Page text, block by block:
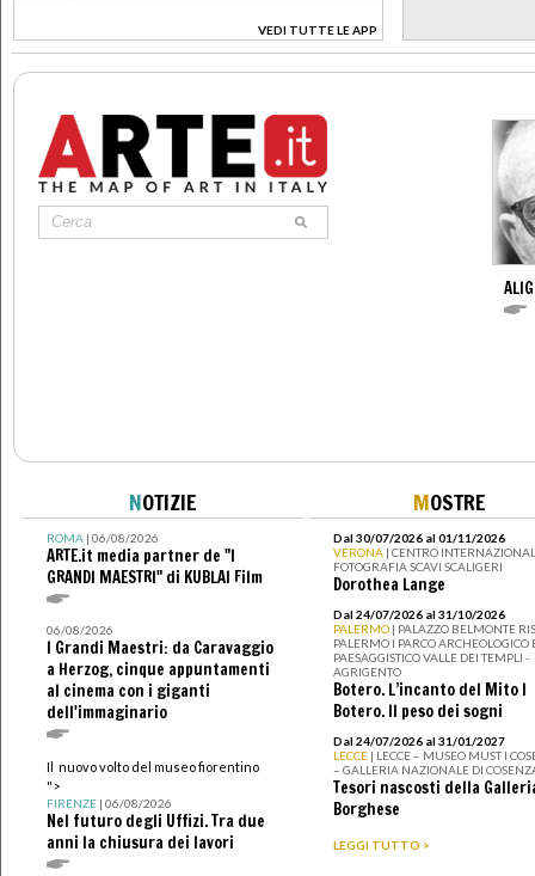
VEDI TUTTE LE APP
>
NOTIZIE
ROMA| 06/08/2026
ARTE.it media partner de "I
GRANDI MAESTRI" di KUBLAI Film
06/08/2026
I Grandi Maestri: da Caravaggio
a Herzog, cinque appuntamenti
al cinema con i giganti
dell'immaginario
Il nuovo volto del museo fiorentino
">
FIRENZE| 06/08/2026
Nel futuro degli Uffizi. Tra due
anni la chiusura dei lavori
MOSTRE
Dal 30/07/2026 al 01/11/2026
VERONA | CENTRO
FOTOGRAFIA SCAVI SCALIGERI
Dorothea Lange
Dal 24/07/2026 al 31/10/2026
PALERMO | PALAZZO BELMONTE
PALERMO I PARCO ARCHEOLOGICO
PAESAGGISTICO VALLE DEI TEMPLI -
AGRIGENTO
Botero. L’incanto del Mito I
Botero. Il peso dei sogni
Dal 24/07/2026 al 31/01/2027
LECCE | LECCE – MUSEO MUST I
– GALLERIA NAZIONALE DI
Tesori nascosti della
Borghese
LEGGI TUTTO >